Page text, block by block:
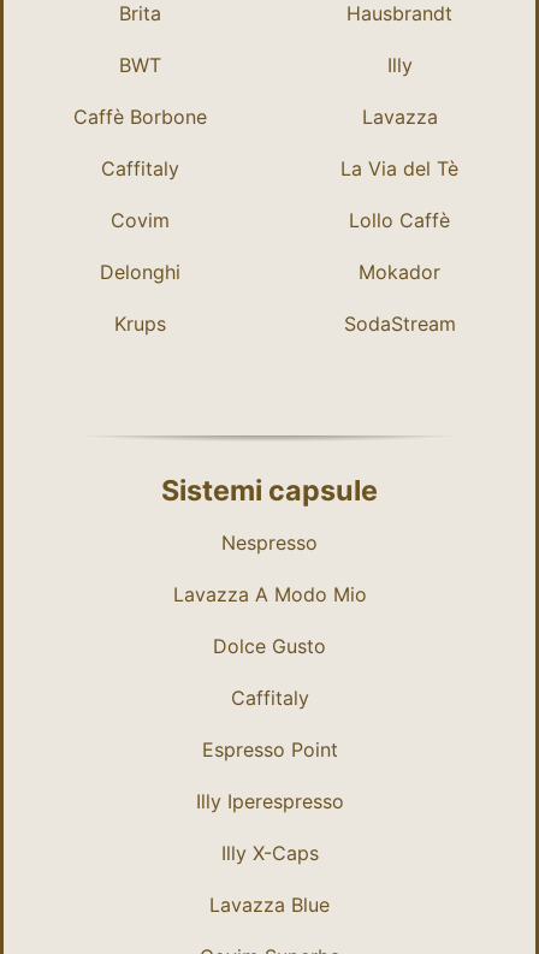
Brita
BWT
Caffè Borbone
Caffitaly
Covim
Delonghi
Krups
Hausbrandt
Illy
Lavazza
La Via del Tè
Lollo Caffè
Mokador
SodaStream
Sistemi capsule
Nespresso
Lavazza A Modo Mio
Dolce Gusto
Caffitaly
Espresso Point
Illy Iperespresso
Illy X-Caps
Lavazza Blue